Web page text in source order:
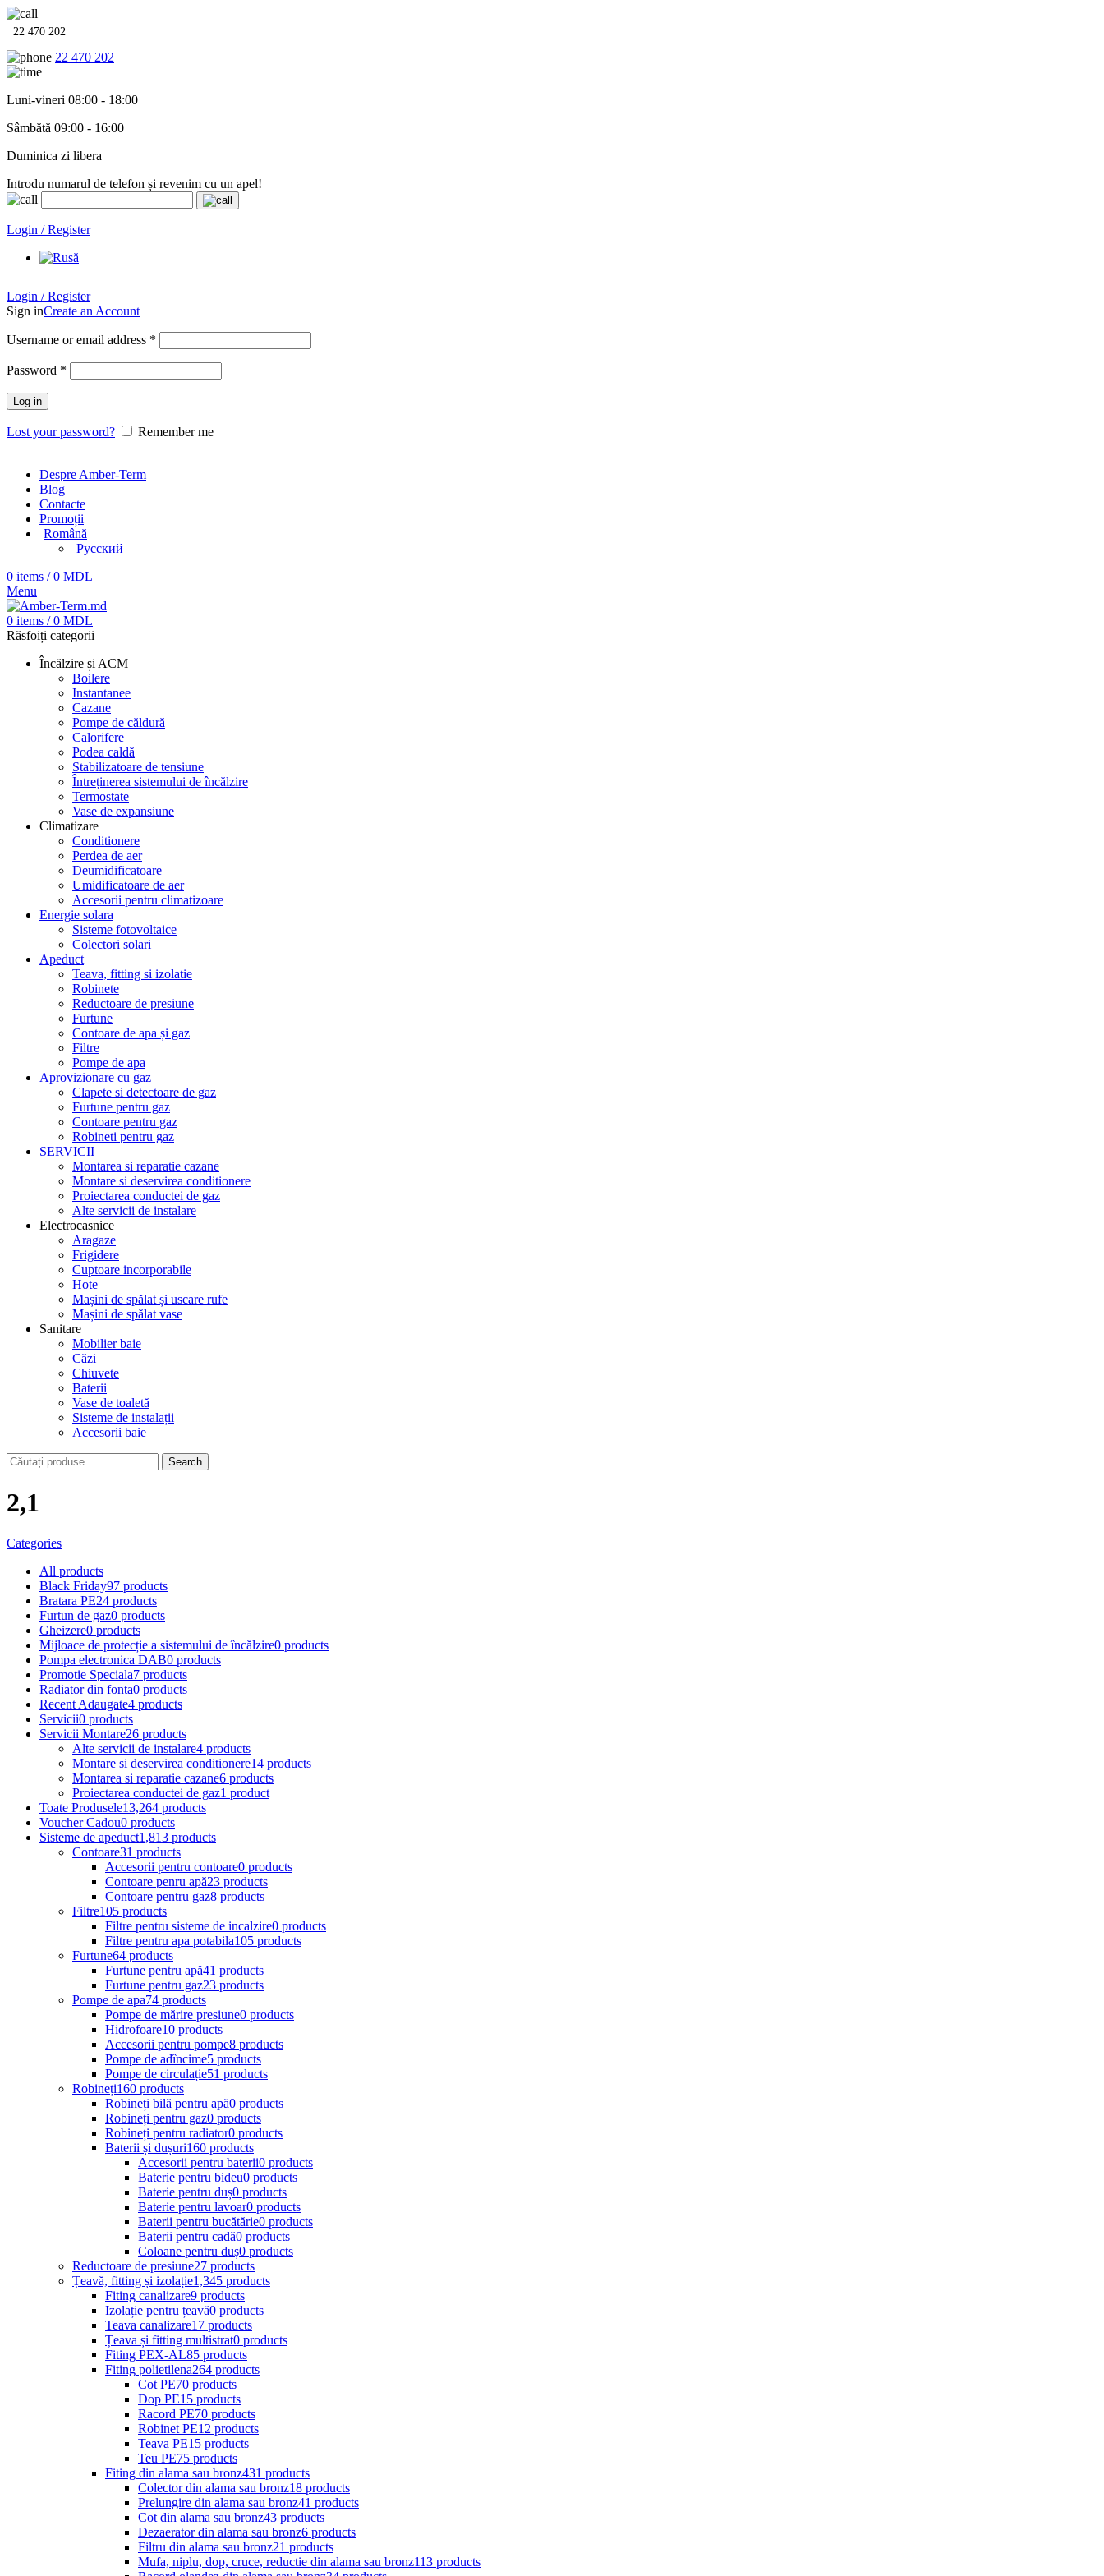
22 470 202
22 470 202
Luni-vineri 08:00 - 18:00
Sâmbătă 09:00 - 16:00
Duminica zi libera
Introdu numarul de telefon și revenim cu un apel!
Login / Register
Login / Register
Sign inCreate an Account
Username or email address *
Password *
Log in
Lost your password? Remember me
Despre Amber-Term
Blog
Contacte
Promoții
Română
Русский
0 items / 0 MDL
Menu
0 items / 0 MDL
Răsfoiți categorii
Încălzire și ACM
Boilere
Instantanee
Cazane
Pompe de căldură
Calorifere
Podea caldă
Stabilizatoare de tensiune
Întreținerea sistemului de încălzire
Termostate
Vase de expansiune
Climatizare
Conditionere
Perdea de aer
Deumidificatoare
Umidificatoare de aer
Accesorii pentru climatizoare
Energie solara
Sisteme fotovoltaice
Colectori solari
Apeduct
Teava, fitting si izolatie
Robinete
Reductoare de presiune
Furtune
Contoare de apa și gaz
Filtre
Pompe de apa
Aprovizionare cu gaz
Clapete si detectoare de gaz
Furtune pentru gaz
Contoare pentru gaz
Robineti pentru gaz
SERVICII
Montarea si reparatie cazane
Montare si deservirea conditionere
Proiectarea conductei de gaz
Alte servicii de instalare
Electrocasnice
Aragaze
Frigidere
Cuptoare incorporabile
Hote
Mașini de spălat și uscare rufe
Mașini de spălat vase
Sanitare
Mobilier baie
Căzi
Chiuvete
Baterii
Vase de toaletă
Sisteme de instalații
Accesorii baie
Search
2,1
Categories
All products
Black Friday97 products
Bratara PE24 products
Furtun de gaz0 products
Gheizere0 products
Mijloace de protecție a sistemului de încălzire0 products
Pompa electronica DAB0 products
Promotie Speciala7 products
Radiator din fonta0 products
Recent Adaugate4 products
Servicii0 products
Servicii Montare26 products
Alte servicii de instalare4 products
Montare si deservirea conditionere14 products
Montarea si reparatie cazane6 products
Proiectarea conductei de gaz1 product
Toate Produsele13,264 products
Voucher Cadou0 products
Sisteme de apeduct1,813 products
Contoare31 products
Accesorii pentru contoare0 products
Contoare penru apă23 products
Contoare pentru gaz8 products
Filtre105 products
Filtre pentru sisteme de incalzire0 products
Filtre pentru apa potabila105 products
Furtune64 products
Furtune pentru apă41 products
Furtune pentru gaz23 products
Pompe de apa74 products
Pompe de mărire presiune0 products
Hidrofoare10 products
Accesorii pentru pompe8 products
Pompe de adîncime5 products
Pompe de circulație51 products
Robineți160 products
Robineți bilă pentru apă0 products
Robineți pentru gaz0 products
Robineți pentru radiator0 products
Baterii și dușuri160 products
Accesorii pentru baterii0 products
Baterie pentru bideu0 products
Baterie pentru duș0 products
Baterie pentru lavoar0 products
Baterii pentru bucătărie0 products
Baterii pentru cadă0 products
Coloane pentru duș0 products
Reductoare de presiune27 products
Țeavă, fitting și izolație1,345 products
Fiting canalizare9 products
Izolație pentru țeavă0 products
Teava canalizare17 products
Țeava și fitting multistrat0 products
Fiting PEX-AL85 products
Fiting polietilena264 products
Cot PE70 products
Dop PE15 products
Racord PE70 products
Robinet PE12 products
Teava PE15 products
Teu PE75 products
Fiting din alama sau bronz431 products
Colector din alama sau bronz18 products
Prelungire din alama sau bronz41 products
Cot din alama sau bronz43 products
Dezaerator din alama sau bronz6 products
Filtru din alama sau bronz21 products
Mufa, niplu, dop, cruce, reductie din alama sau bronz113 products